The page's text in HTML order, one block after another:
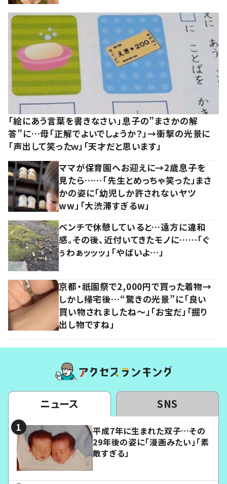
「絵にあう言葉を書きなさい」息子の”まさかの解
答”に…母「正解でよいでしょうか？」→衝撃の光景に
「声出して笑ったｗ」「天才だと思います」
ママが保育園へお迎えに→2歳息子を
見たら……「先生とめっちゃ笑った」まさ
かの姿に「幼児しか許されないヤツ
ww」「大渋滞すぎるw」
ベンチで休憩していると…遠方に違和
感。その後、近付いてきたモノに……「ぐ
ぅわぁッッッ」「やばいよ…」
京都・祇園祭で2,000円で買った着物→
しかし帰宅後…“驚きの光景”に「良い
買い物されましたね～」「お宝だ」「掘り
出し物ですね」
ニュース SNS
平成7年に生まれた双子…その
29年後の姿に「漫画みたい」「素
敵すぎる」